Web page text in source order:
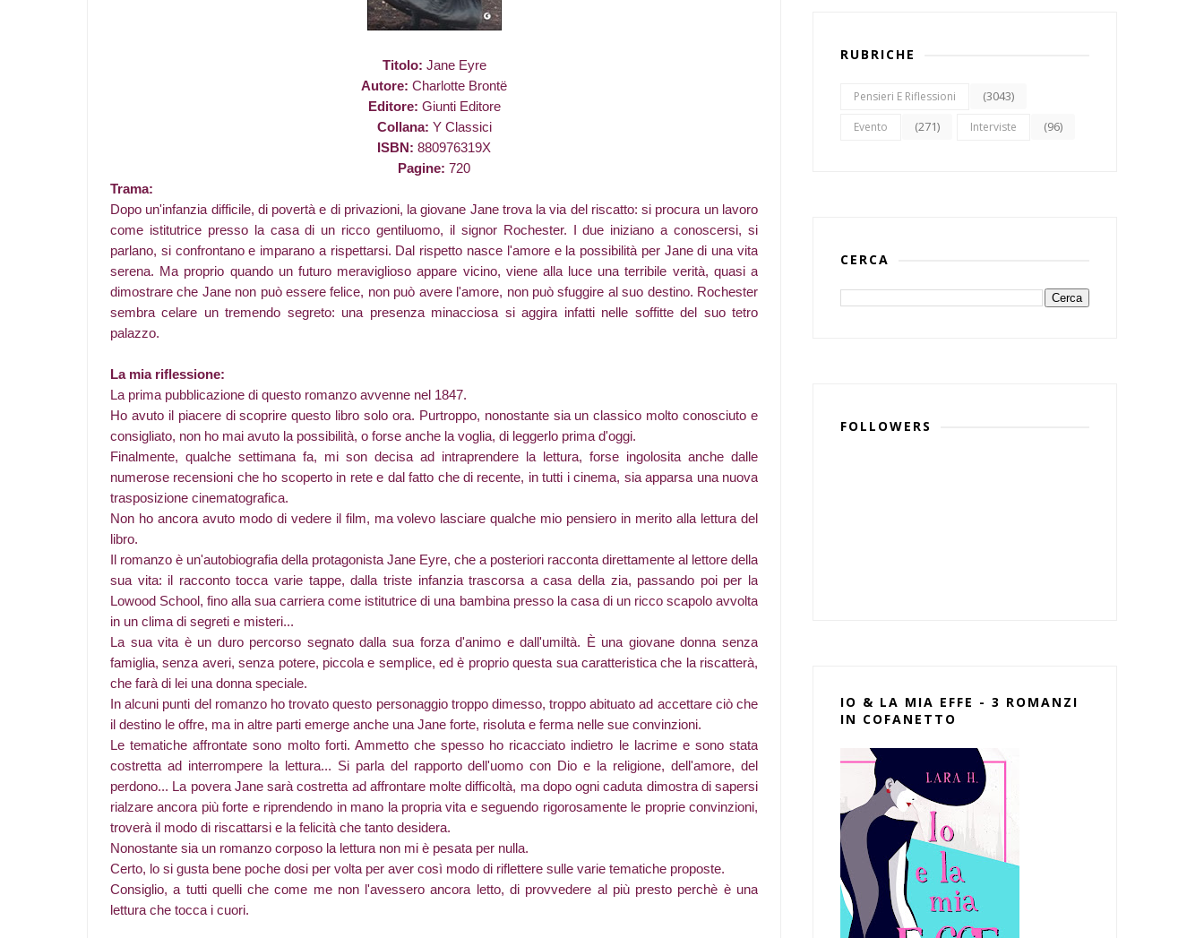
Titolo: Jane Eyre
Autore: Charlotte Brontë
Editore: Giunti Editore
Collana: Y Classici
ISBN: 880976319X
Pagine: 720
Trama:
Dopo un'infanzia difficile, di povertà e di privazioni, la giovane Jane trova la via del riscatto: si procura un lavoro
come istitutrice presso la casa di un ricco gentiluomo, il signor Rochester. I due iniziano a conoscersi, si
parlano, si confrontano e imparano a rispettarsi. Dal rispetto nasce l'amore e la possibilità per Jane di una vita
serena. Ma proprio quando un futuro meraviglioso appare vicino, viene alla luce una terribile verità, quasi a
dimostrare che Jane non può essere felice, non può avere l'amore, non può sfuggire al suo destino. Rochester
sembra celare un tremendo segreto: una presenza minacciosa si aggira infatti nelle soffitte del suo tetro
palazzo.
La mia riflessione:
La prima pubblicazione di questo romanzo avvenne nel 1847.
Ho avuto il piacere di scoprire questo libro solo ora. Purtroppo, nonostante sia un classico molto conosciuto e
consigliato, non ho mai avuto la possibilità, o forse anche la voglia, di leggerlo prima d'oggi.
Finalmente, qualche settimana fa, mi son decisa ad intraprendere la lettura, forse ingolosita anche dalle
numerose recensioni che ho scoperto in rete e dal fatto che di recente, in tutti i cinema, sia apparsa una nuova
trasposizione cinematografica.
Non ho ancora avuto modo di vedere il film, ma volevo lasciare qualche mio pensiero in merito alla lettura del
libro.
Il romanzo è un'autobiografia della protagonista Jane Eyre, che a posteriori racconta direttamente al lettore della
sua vita: il racconto tocca varie tappe, dalla triste infanzia trascorsa a casa della zia, passando poi per la
Lowood School, fino alla sua carriera come istitutrice di una bambina presso la casa di un ricco scapolo avvolta
in un clima di segreti e misteri...
La sua vita è un duro percorso segnato dalla sua forza d'animo e dall'umiltà. È una giovane donna senza
famiglia, senza averi, senza potere, piccola e semplice, ed è proprio questa sua caratteristica che la riscatterà,
che farà di lei una donna speciale.
In alcuni punti del romanzo ho trovato questo personaggio troppo dimesso, troppo abituato ad accettare ciò che
il destino le offre, ma in altre parti emerge anche una Jane forte, risoluta e ferma nelle sue convinzioni.
Le tematiche affrontate sono molto forti. Ammetto che spesso ho ricacciato indietro le lacrime e sono stata
costretta ad interrompere la lettura... Si parla del rapporto dell'uomo con Dio e la religione, dell'amore, del
perdono... La povera Jane sarà costretta ad affrontare molte difficoltà, ma dopo ogni caduta dimostra di sapersi
rialzare ancora più forte e riprendendo in mano la propria vita e seguendo rigorosamente le proprie convinzioni,
troverà il modo di riscattarsi e la felicità che tanto desidera.
Nonostante sia un romanzo corposo la lettura non mi è pesata per nulla.
Certo, lo si gusta bene poche dosi per volta per aver così modo di riflettere sulle varie tematiche proposte.
Consiglio, a tutti quelli che come me non l'avessero ancora letto, di provvedere al più presto perchè è una
lettura che tocca i cuori.
RUBRICHE
Pensieri E Riflessioni (3043)
Evento (271) Interviste (96)
CERCA
FOLLOWERS
IO & LA MIA EFFE - 3 ROMANZI
IN COFANETTO